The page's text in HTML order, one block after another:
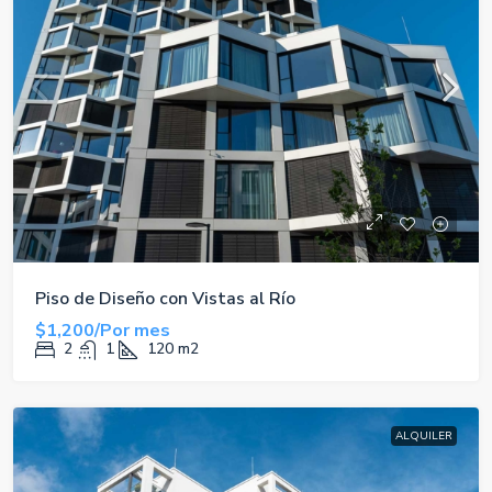
Piso de Diseño con Vistas al Río
$1,200/Por mes
2 1 120 m2
ALQUILER